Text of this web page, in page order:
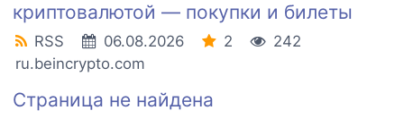
криптовалютой — покупки и билеты
RSS 06.08.2026 2
242
ru.beincrypto.com
Страница не найдена